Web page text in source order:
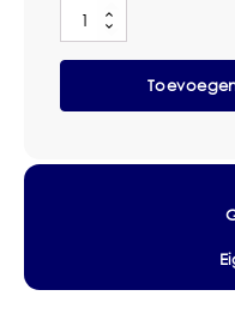
Deb
Refresh
Original
Doos